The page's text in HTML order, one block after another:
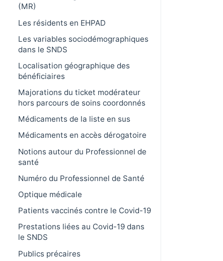
(MR)
Les résidents en EHPAD
Les variables sociodémographiques
dans le SNDS
Localisation géographique des
bénéficiaires
Majorations du ticket modérateur
hors parcours de soins coordonnés
Médicaments de la liste en sus
Médicaments en accès dérogatoire
Notions autour du Professionnel de
santé
Numéro du Professionnel de Santé
Optique médicale
Patients vaccinés contre le Covid-19
Prestations liées au Covid-19 dans
le SNDS
Publics précaires